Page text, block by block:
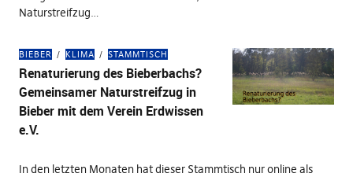
Naturstreifzug…
BIEBER KLIMA STAMMTISCH
Renaturierung des Bieberbachs?
Gemeinsamer Naturstreifzug in
Bieber mit dem Verein Erdwissen
e.V.
In den letzten Monaten hat dieser Stammtisch nur online als